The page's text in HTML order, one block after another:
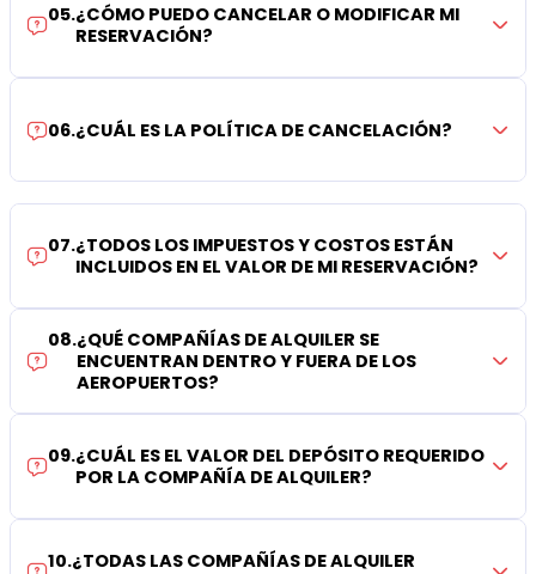
05.¿CÓMO PUEDO CANCELAR O MODIFICAR MI
RESERVACIÓN?
06.¿CUÁL ES LA POLÍTICA DE CANCELACIÓN?
07.¿TODOS LOS IMPUESTOS Y COSTOS ESTÁN
INCLUIDOS EN EL VALOR DE MI RESERVACIÓN?
08.¿QUÉ COMPAÑÍAS DE ALQUILER SE
ENCUENTRAN DENTRO Y FUERA DE LOS
AEROPUERTOS?
09.¿CUÁL ES EL VALOR DEL DEPÓSITO REQUERIDO
POR LA COMPAÑÍA DE ALQUILER?
10.¿TODAS LAS COMPAÑÍAS DE ALQUILER